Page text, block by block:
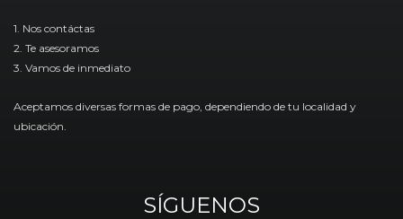
1. Nos contáctas
2. Te asesoramos
3. Vamos de inmediato
Aceptamos diversas formas de pago, dependiendo de tu localidad y
ubicación.
SÍGUENOS